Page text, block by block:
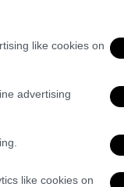
like cookies on
advertising
like cookies on
στη χώρα
της.